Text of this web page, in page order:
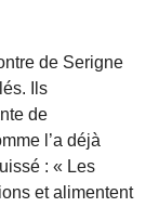
de Serigne
Ils
de
l’a déjà
: « Les
et alimentent